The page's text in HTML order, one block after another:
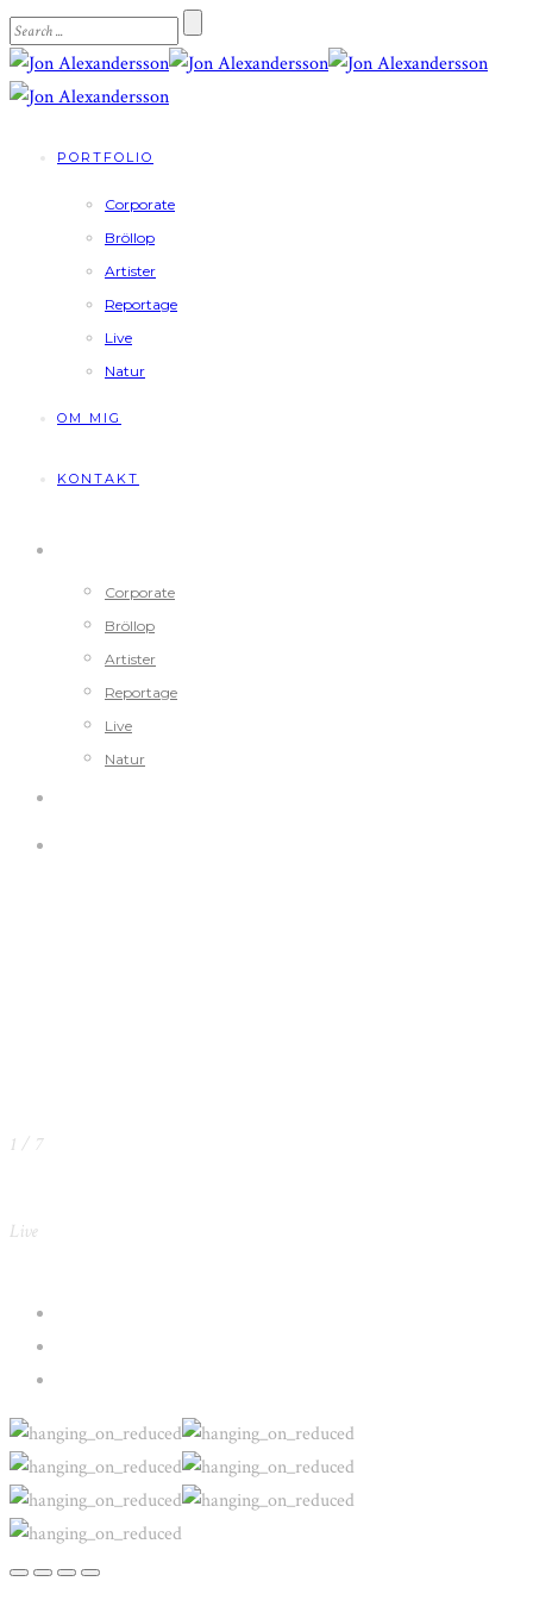
PORTFOLIO
Corporate
Bröllop
Artister
Reportage
Live
Natur
OM MIG
KONTAKT
Corporate
Bröllop
Artister
Reportage
Live
Natur
1 / 7
Live